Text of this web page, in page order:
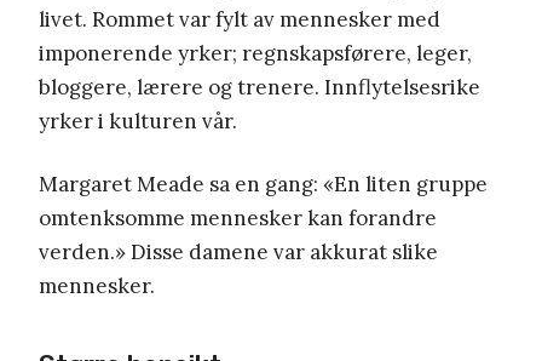
livet. Rommet var fylt av mennesker med
imponerende yrker; regnskapsførere, leger,
bloggere, lærere og trenere. Innflytelsesrike
yrker i kulturen vår.
Margaret Meade sa en gang: «En liten gruppe
omtenksomme mennesker kan forandre
verden.» Disse damene var akkurat slike
mennesker.